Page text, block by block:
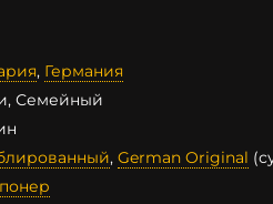
, Германия
Семейный
, German Original